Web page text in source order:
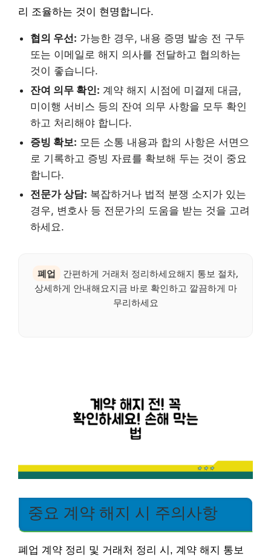
리 조율하는 것이 현명합니다.
협의 우선: 가능한 경우, 내용 증명 발송 전 구두
또는 이메일로 해지 의사를 전달하고 협의하는
것이 좋습니다.
잔여 의무 확인: 계약 해지 시점에 미결제 대금,
미이행 서비스 등의 잔여 의무 사항을 모두 확인
하고 처리해야 합니다.
증빙 확보: 모든 소통 내용과 합의 사항은 서면으
로 기록하고 증빙 자료를 확보해 두는 것이 중요
합니다.
전문가 상담: 복잡하거나 법적 분쟁 소지가 있는
경우, 변호사 등 전문가의 도움을 받는 것을 고려
하세요.
폐업
간편하게 거래처 정리하세요해지 통보 절차,
상세하게 안내해요지금 바로 확인하고 깔끔하게 마
무리하세요
중요 계약 해지 시 주의사항
폐업 계약 정리 및 거래처 정리 시, 계약 해지 통보